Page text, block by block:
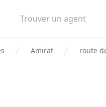
Trouver un agent
Amirat route